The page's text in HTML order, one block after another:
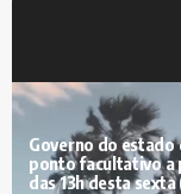
Governo do estado
ponto facultativo a
das 13h desta sexta